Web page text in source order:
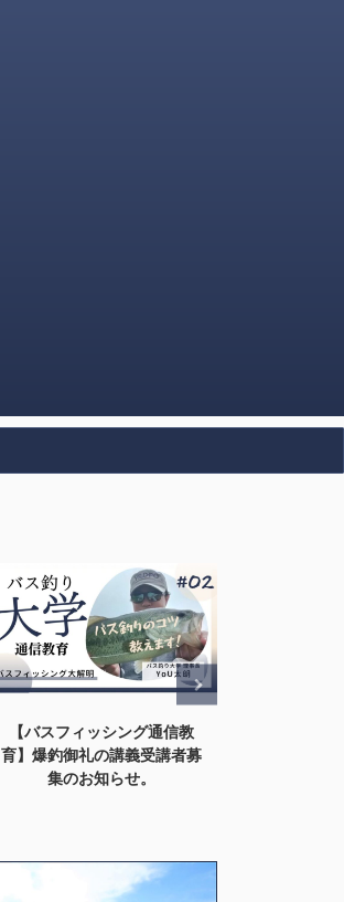
バス釣り大学的！！バス釣り
上達の論理的思考力を鍛える3
の方法。